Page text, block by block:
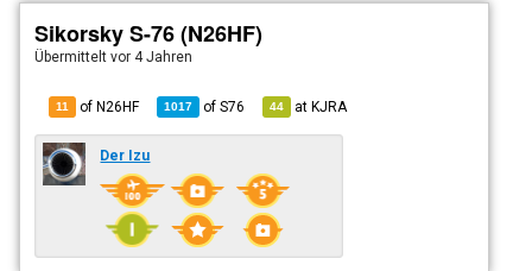
Sikorsky S-76 (N26HF)
Übermitteltvor 4 Jahren
11 of N26HF 1017 ofS76 44 atKJRA
Der Izu